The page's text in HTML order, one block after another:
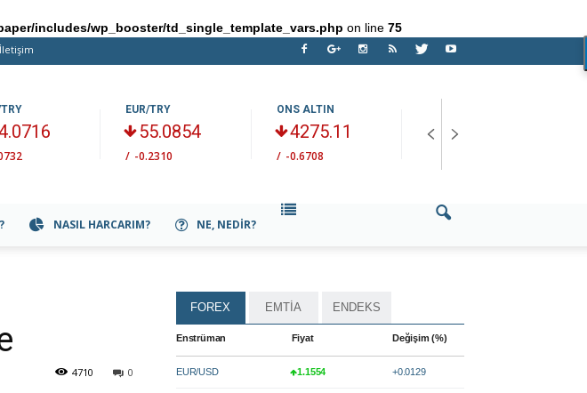
includes/wp_booster/td_single_template_vars.php on line 75
İletişim
EUR/TRY
55.0854
/ -0.2310
ONS ALTIN
4275.11
/ -0.6708
75.835
NASIL HARCARIM? NE, NEDIR?
0
4710
FOREX EMTİA ENDEKS
Enstrüman Fiyat Değişim (%)
EUR/USD 1.1554 +0.0129